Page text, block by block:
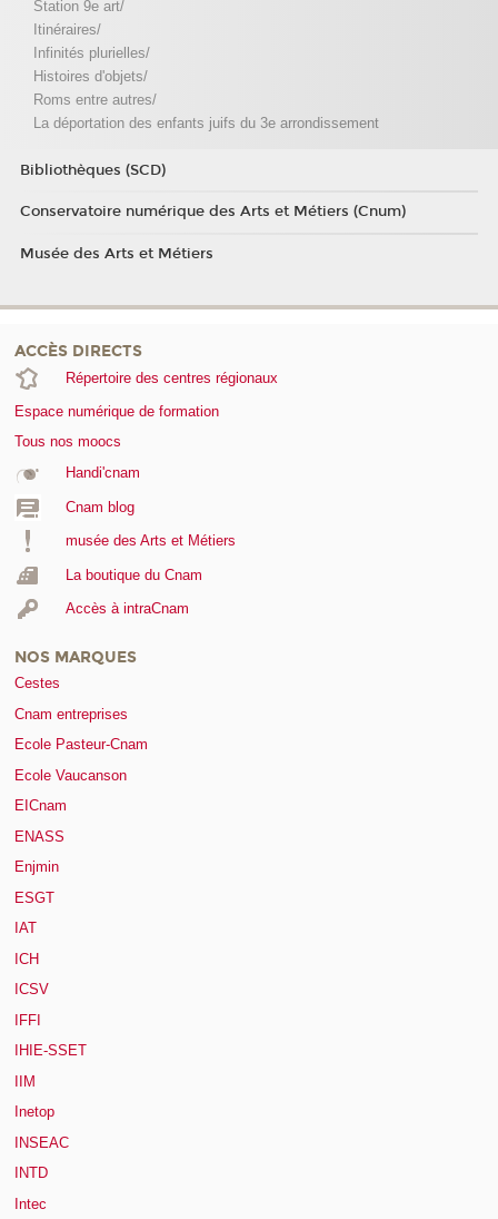
Station 9e art/
Itinéraires/
Infinités plurielles/
Histoires d'objets/
Roms entre autres/
La déportation des enfants juifs du 3e arrondissement
Bibliothèques (SCD)
Conservatoire numérique des Arts et Métiers (Cnum)
Musée des Arts et Métiers
ACCÈS DIRECTS
Répertoire des centres régionaux
Espace numérique de formation
Tous nos moocs
Handi'cnam
Cnam blog
musée des Arts et Métiers
La boutique du Cnam
Accès à intraCnam
NOS MARQUES
Cestes
Cnam entreprises
Ecole Pasteur-Cnam
Ecole Vaucanson
EICnam
ENASS
Enjmin
ESGT
IAT
ICH
ICSV
IFFI
IHIE-SSET
IIM
Inetop
INSEAC
INTD
Intec